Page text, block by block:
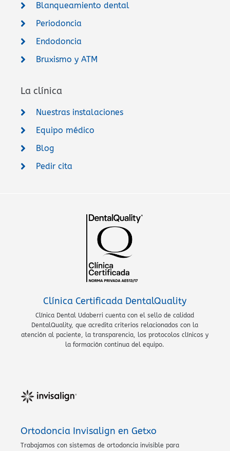
Blanqueamiento dental
Periodoncia
Endodoncia
Bruxismo y ATM
La clínica
Nuestras instalaciones
Equipo médico
Blog
Pedir cita
Clínica Certificada DentalQuality
Clínica Dental Udaberri cuenta con el sello de calidad
DentalQuality, que acredita criterios relacionados con la
atención al paciente, la transparencia, los protocolos clínicos y
la formación continua del equipo.
Ortodoncia Invisalign en Getxo
Trabajamos con sistemas de ortodoncia invisible para